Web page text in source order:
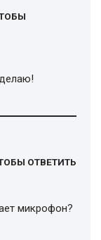
ОТВЕТИТЬ
микрофон?